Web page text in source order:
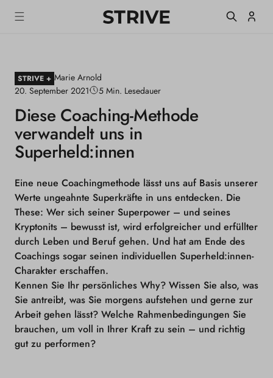
S
T
a
z
STRIVE + Marie Arnold
20. September 2021
5 Min. Lesedauer
Diese Coaching-Methode
verwandelt uns in
Superheld:innen
Eine neue Coachingmethode lässt uns auf Basis unserer
Werte ungeahnte Superkräfte in uns entdecken. Die
These: Wer sich seiner Superpower – und seines
Kryptonits – bewusst ist, wird erfolgreicher und erfüllter
durch Leben und Beruf gehen. Und hat am Ende des
Coachings sogar seinen individuellen Superheld:innen-
Charakter erschaffen.
Kennen Sie Ihr persönliches Why? Wissen Sie also, was
Sie antreibt, was Sie morgens aufstehen und gerne zur
Arbeit gehen lässt? Welche Rahmenbedingungen Sie
brauchen, um voll in Ihrer Kraft zu sein – und richtig
gut zu performen?